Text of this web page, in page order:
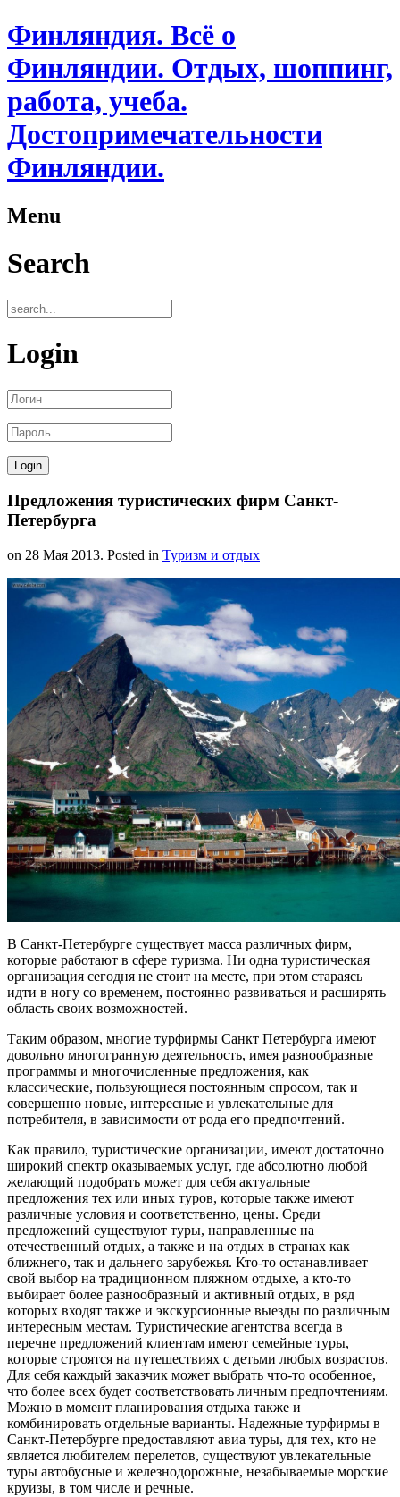
Финляндия. Всё о
Финляндии. Отдых, шоппинг,
работа, учеба.
Достопримечательности
Финляндии.
Menu
Search
Login
Предложения туристических фирм Санкт-
Петербурга
on 28 Мая 2013. Posted in Туризм и отдых
В Санкт-Петербурге существует масса различных фирм,
которые работают в сфере туризма. Ни одна туристическая
организация сегодня не стоит на месте, при этом стараясь
идти в ногу со временем, постоянно развиваться и расширять
область своих возможностей.
Таким образом, многие турфирмы Санкт Петербурга имеют
довольно многогранную деятельность, имея разнообразные
программы и многочисленные предложения, как
классические, пользующиеся постоянным спросом, так и
совершенно новые, интересные и увлекательные для
потребителя, в зависимости от рода его предпочтений.
Как правило, туристические организации, имеют достаточно
широкий спектр оказываемых услуг, где абсолютно любой
желающий подобрать может для себя актуальные
предложения тех или иных туров, которые также имеют
различные условия и соответственно, цены. Среди
предложений существуют туры, направленные на
отечественный отдых, а также и на отдых в странах как
ближнего, так и дальнего зарубежья. Кто-то останавливает
свой выбор на традиционном пляжном отдыхе, а кто-то
выбирает более разнообразный и активный отдых, в ряд
которых входят также и экскурсионные выезды по различным
интересным местам. Туристические агентства всегда в
перечне предложений клиентам имеют семейные туры,
которые строятся на путешествиях с детьми любых возрастов.
Для себя каждый заказчик может выбрать что-то особенное,
что более всех будет соответствовать личным предпочтениям.
Можно в момент планирования отдыха также и
комбинировать отдельные варианты. Надежные турфирмы в
Санкт-Петербурге предоставляют авиа туры, для тех, кто не
является любителем перелетов, существуют увлекательные
туры автобусные и железнодорожные, незабываемые морские
круизы, в том числе и речные.